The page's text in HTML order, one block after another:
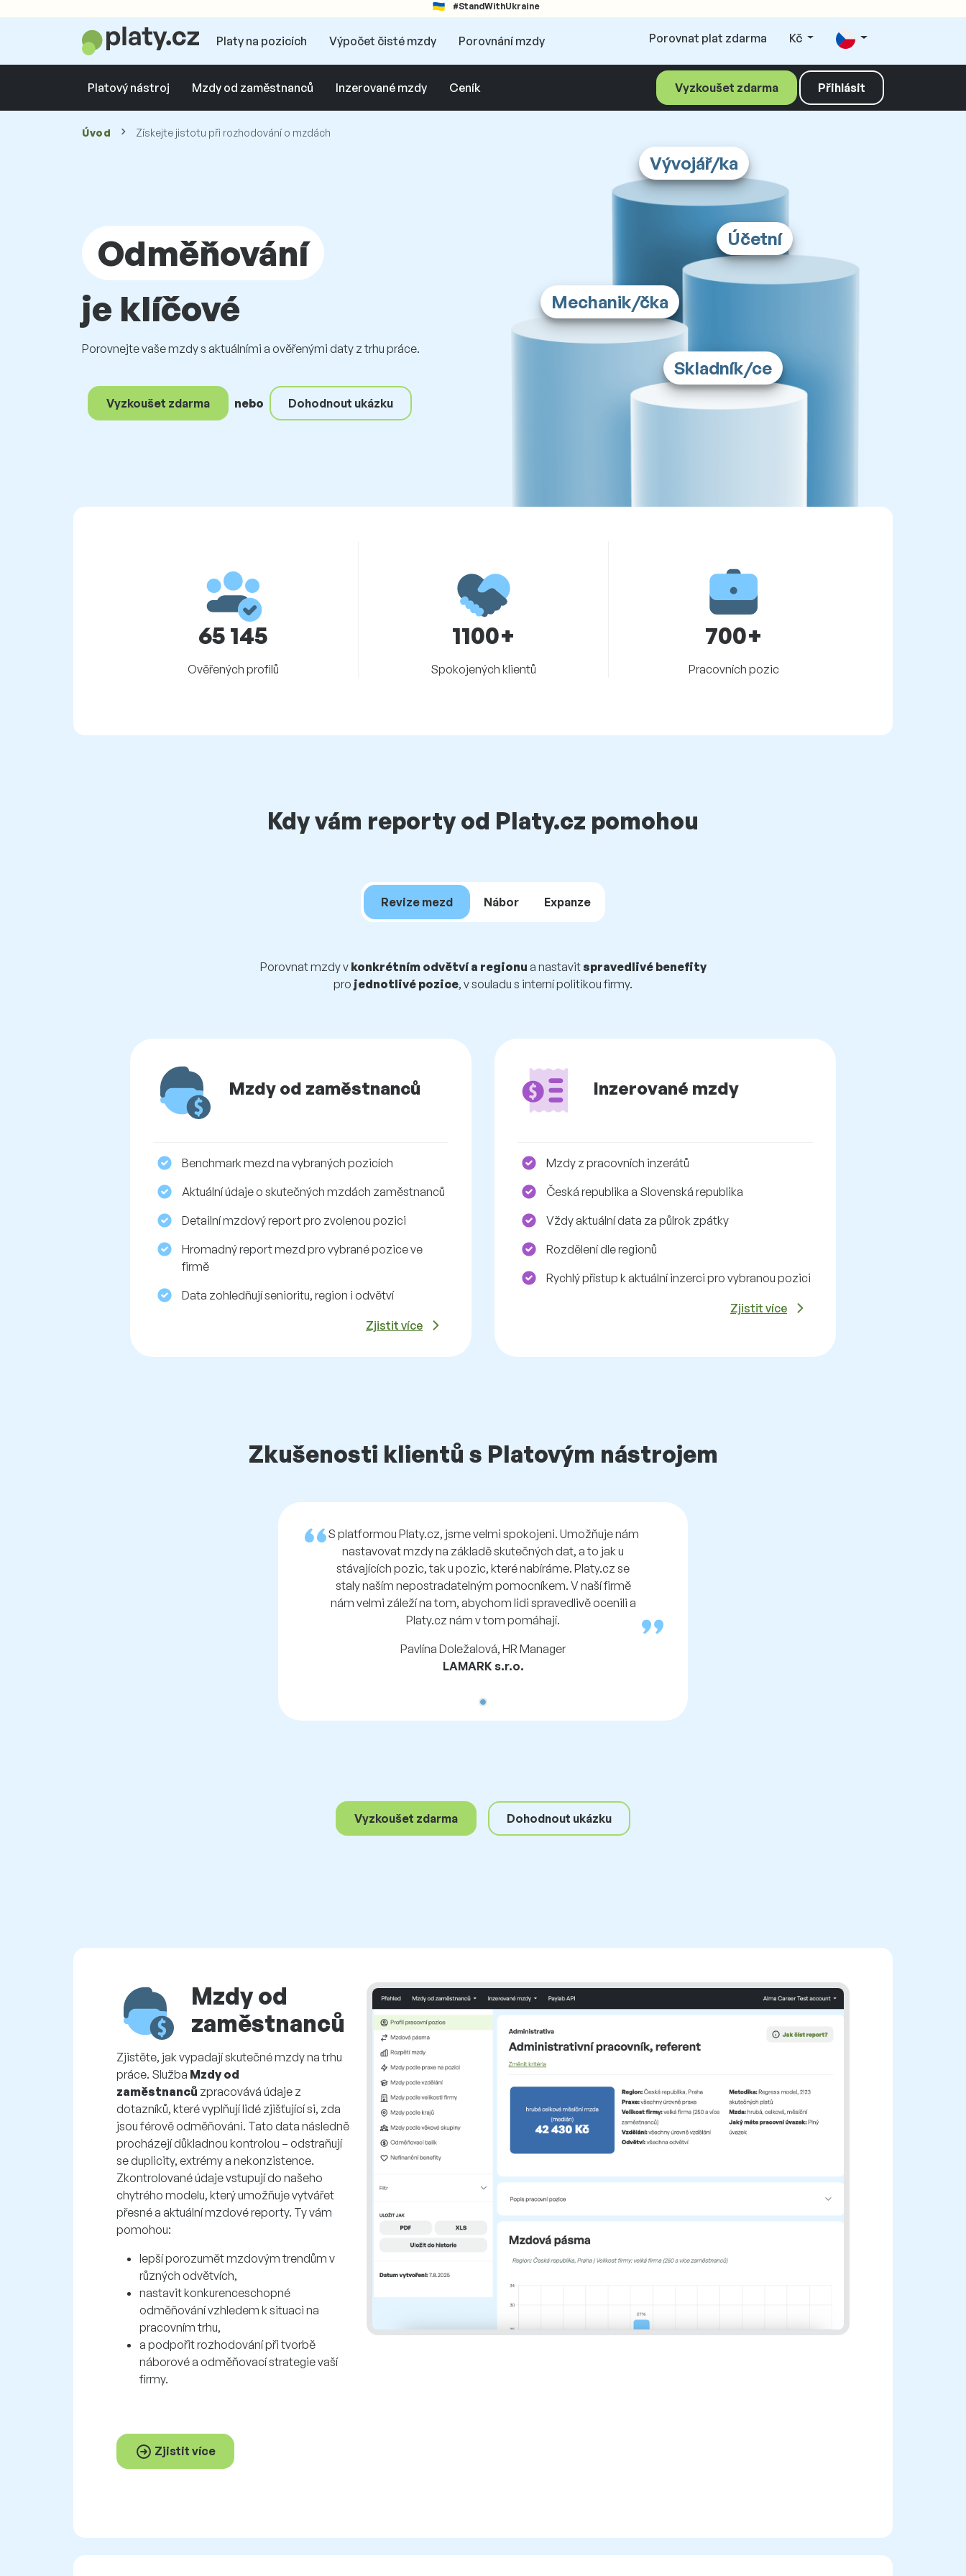
#StandWithUkraine
Platy na pozicích Výpočet čisté mzdy Porovnání mzdy Porovnat plat zdarma Kč
Platový nástroj Mzdy od zaměstnanců Inzerované mzdy Ceník Vyzkoušet zdarma Přihlásit
Úvod Získejte jistotu při rozhodování o mzdách
Odměňování
je klíčové
Porovnejte vaše mzdy s aktuálními a ověřenými daty z trhu práce.
Vyzkoušet zdarma nebo Dohodnout ukázku
Vývojář/ka
Účetní
Mechanik/čka
Skladník/ce
65 145
Ověřených profilů
1100+
Spokojených klientů
700+
Pracovních pozic
Kdy vám reporty od Platy.cz pomohou
Revize mezd Nábor Expanze
Porovnat mzdy v konkrétním odvětví a regionu a nastavitspravedlivé benefity
pro jednotlivé pozice, v souladu s interní politikou firmy.
Mzdy od zaměstnanců
Benchmark mezd na vybraných pozicích
Aktuální údaje o skutečných mzdách zaměstnanců
Detailní mzdový report pro zvolenou pozici
Hromadný report mezd pro vybrané pozice ve
firmě
Data zohledňují senioritu, region i odvětví
Zjistit více
Inzerované mzdy
Mzdy z pracovních inzerátů
Česká republika a Slovenská republika
Vždy aktuální data za půlrok zpátky
Rozdělení dle regionů
Rychlý přístup k aktuální inzerci pro vybranou pozici
Zjistit více
Zkušenosti klientů s Platovým nástrojem
S platformou Platy.cz, jsme velmi spokojeni. Umožňuje nám
nastavovat mzdy na základě skutečných dat, a to jak u
stávajících pozic, tak u pozic, které nabíráme. Platy.cz se
staly naším nepostradatelným pomocníkem. V naší firmě
nám velmi záleží na tom, abychom lidi spravedlivě ocenili a
Platy.cz nám v tom pomáhají.
Pavlína Doležalová, HR Manager
LAMARK s.r.o.
Vyzkoušet zdarma Dohodnout ukázku
Mzdy od
zaměstnanců
Zjistěte, jak vypadají skutečné mzdy na trhu
práce. Služba Mzdy od
zaměstnanců zpracovává údaje z
dotazníků, které vyplňují lidé zjišťující si, zda
jsou férově odměňováni. Tato data následně
procházejí důkladnou kontrolou – odstraňují
se duplicity, extrémy a nekonzistence.
Zkontrolované údaje vstupují do našeho
chytrého modelu, který umožňuje vytvářet
přesné a aktuální mzdové reporty. Ty vám
pomohou:
lepší porozumět mzdovým trendům v
různých odvětvích,
nastavit konkurenceschopné
odměňování vzhledem k situaci na
pracovním trhu,
a podpořit rozhodování při tvorbě
náborové a odměňovací strategie vaší
firmy.
Zjistit více